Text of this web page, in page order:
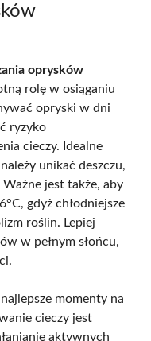
oprysków
rolę w osiąganiu
opryski w dni
ryzyko
cieczy. Idealne
unikać deszczu,
jest także, aby
gdyż chłodniejsze
roślin. Lepiej
w pełnym słońcu,
momenty na
cieczy jest
aktywnych